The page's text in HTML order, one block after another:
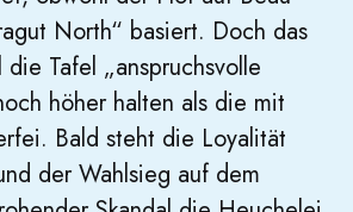
North“ basiert. Doch das
Tafel „anspruchsvolle
höher halten als die mit
Bald steht die Loyalität
der Wahlsieg auf dem